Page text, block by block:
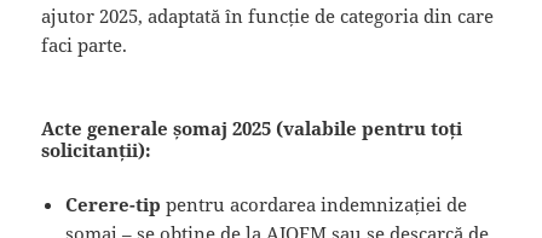
ajutor 2025, adaptată în funcție de categoria din care
faci parte.
Acte generale șomaj 2025 (valabile pentru toți
solicitanții):
Cerere-tip pentru acordarea indemnizației de
șomaj – se obține de la AJOFM sau se descarcă de